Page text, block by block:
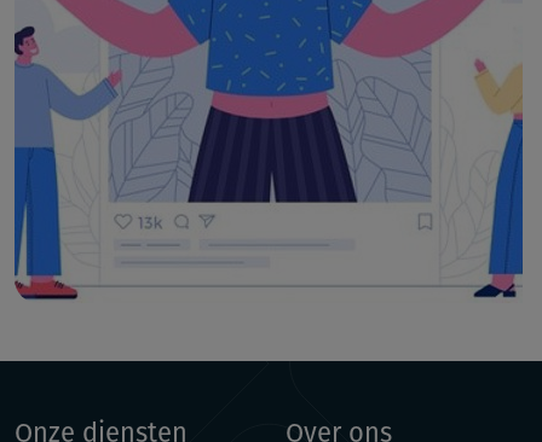
Onze diensten Over ons